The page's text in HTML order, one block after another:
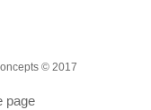
© 2017
page